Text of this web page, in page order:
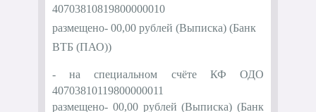
40703810819800000010
размещено- 00,00 рублей (Выписка) (Банк
ВТБ (ПАО))
- на специальном счёте КФ ОДО
40703810119800000011
размещено- 00,00рублей (Выписка) (Банк